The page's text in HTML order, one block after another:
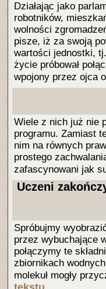
Działając jako
robotników,
wolności
pisze, iż za swoją
wartości jednostki,
życie próbował
wpojony przez ojca
Wiele z nich już nie
programu. Zamiast
nim na równych
prostego
zafascynowani jak
Uczeni
Spróbujmy
przez wybuchające
połączymy te
zbiornikach
molekuł mogły